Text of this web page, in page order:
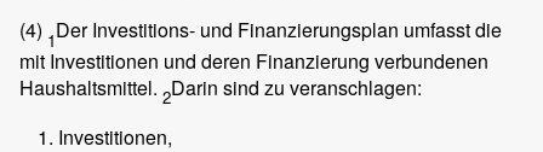
(4) 1Der Investitions- und Finanzierungsplan umfasst die
mit Investitionen und deren Finanzierung verbundenen
Haushaltsmittel. 2Darin sind zu veranschlagen:
Investitionen,